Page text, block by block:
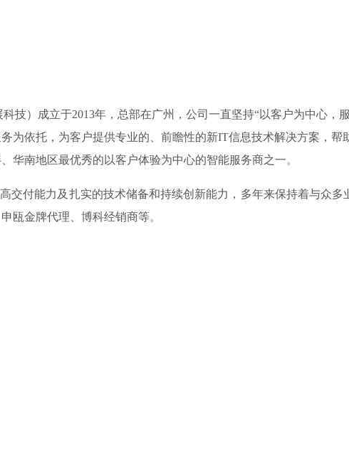
）成立于2013年，总部在广州，公司一直坚持“以客户为中心，
为依托，为客户提供专业的、前瞻性的新IT信息技术解决方案，
华南地区最优秀的以客户体验为中心的智能服务商之一。
付能力及扎实的技术储备和持续创新能力，多年来保持着与众多
瓯金牌代理、博科经销商等。